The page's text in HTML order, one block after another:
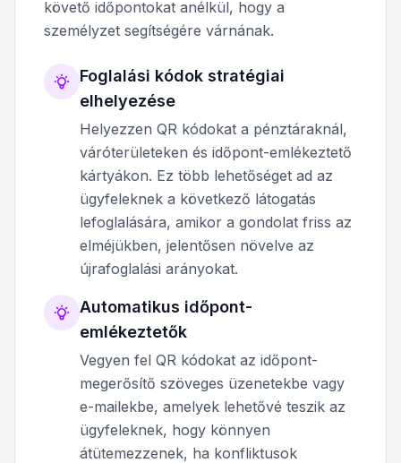
követő időpontokat anélkül, hogy a
személyzet segítségére várnának.
Foglalási kódok stratégiai
elhelyezése
Helyezzen QR kódokat a pénztáraknál,
váróterületeken és időpont-emlékeztető
kártyákon. Ez több lehetőséget ad az
ügyfeleknek a következő látogatás
lefoglalására, amikor a gondolat friss az
elméjükben, jelentősen növelve az
újrafoglalási arányokat.
Automatikus időpont-
emlékeztetők
Vegyen fel QR kódokat az időpont-
megerősítő szöveges üzenetekbe vagy
e-mailekbe, amelyek lehetővé teszik az
ügyfeleknek, hogy könnyen
átütemezzenek, ha konfliktusok